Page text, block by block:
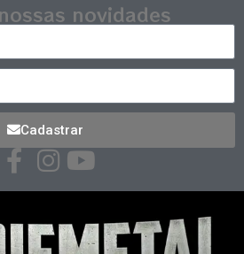
novidades
Cadastrar